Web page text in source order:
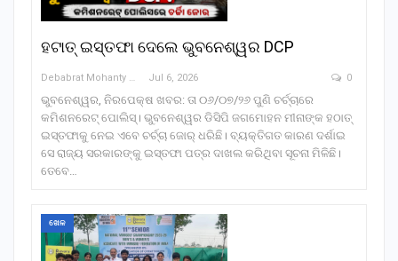
ହଟାତ୍ ଇସ୍ତଫା ଦେଲେ ଭୁବନେଶ୍ୱର DCP
Debabrat Mohanty Jul 6, 2026 0
ଭୁବନେଶ୍ୱର, ନିରପେକ୍ଷ ଖବର: ତା ୦୬/୦୭/୨୬ ପୁଣି ଚର୍ଚ୍ଚାରେ
କମିଶନରେଟ୍ ପୋଲିସ୍। ଭୁବନେଶ୍ୱର ଡିସିପି ଜଗମୋହନ ମୀନାଙ୍କ ହଠାତ୍
ଇସ୍ତଫାକୁ ନେଇ ଏବେ ଚର୍ଚ୍ଚା ଜୋର୍ ଧରିଛି। ବ୍ୟକ୍ତିଗତ କାରଣ ଦର୍ଶାଇ
ସେ ରାଜ୍ୟ ସରକାରଙ୍କୁ ଇସ୍ତଫା ପତ୍ର ଦାଖଲ କରିଥିବା ସୂଚନା ମିଳିଛି।
ତେବେ…
ଖେଳ